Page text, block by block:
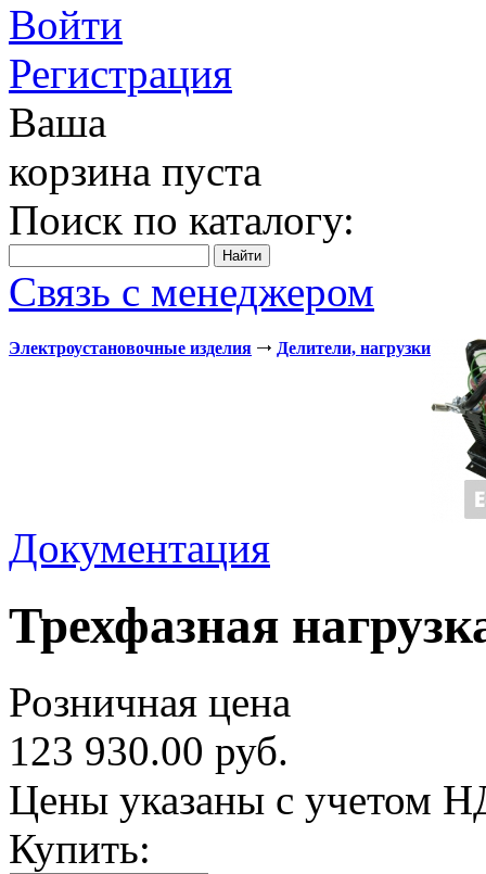
Войти
Регистрация
Ваша
корзина пуста
Поиск по каталогу:
Связь с менеджером
Электроустановочные изделия Делители, нагрузки
Документация
Трехфазная
Розничная цена
123 930.00 руб.
Цены указаны с учетом
Купить: